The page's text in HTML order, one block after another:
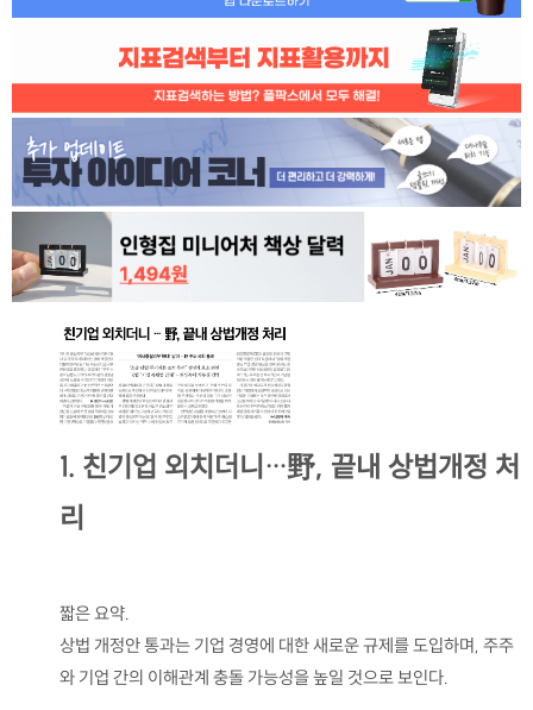
1. 친기업 외치더니…野, 끝내 상법개정 처
리
짧은 요약.
상법 개정안 통과는 기업 경영에 대한 새로운 규제를 도입하며, 주주
와 기업 간의 이해관계 충돌 가능성을 높일 것으로 보인다.